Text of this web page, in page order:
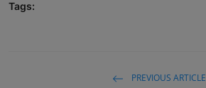
Tags:
PREVIOUS ARTICLE